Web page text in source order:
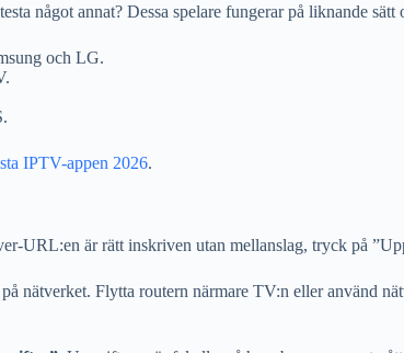
något annat? Dessa spelare fungerar på liknande
och LG.
IPTV-appen 2026.
URL:en är rätt inskriven utan mellanslag, tryck på
nätverket. Flytta routern närmare TV:n eller använd